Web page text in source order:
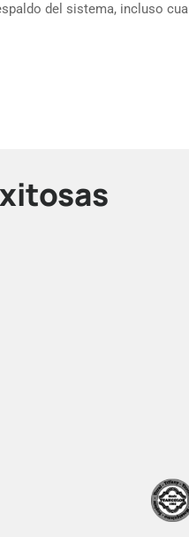
del sistema, incluso